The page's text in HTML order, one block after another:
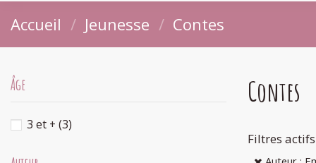
Accueil Jeunesse Contes
Contes
Filtres actifs
Âge
3 et + (3)